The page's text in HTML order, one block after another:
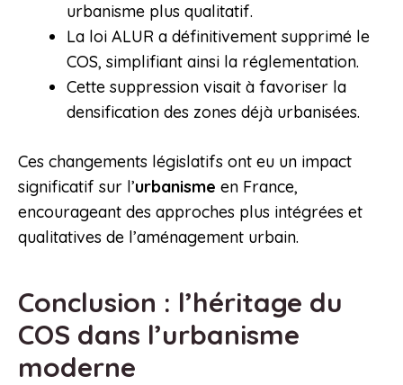
urbanisme plus qualitatif.
La loi ALUR a définitivement supprimé le
COS, simplifiant ainsi la réglementation.
Cette suppression visait à favoriser la
densification des zones déjà urbanisées.
Ces changements législatifs ont eu un impact
significatif sur l’urbanisme en France,
encourageant des approches plus intégrées et
qualitatives de l’aménagement urbain.
Conclusion : l’héritage du
COS dans l’urbanisme
moderne